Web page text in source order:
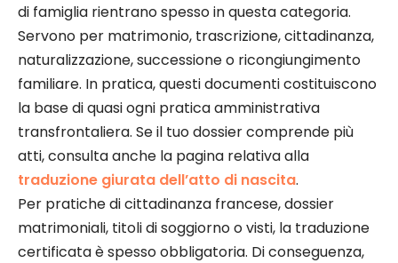
di famiglia rientrano spesso in questa categoria.
Servono per matrimonio, trascrizione, cittadinanza,
naturalizzazione, successione o ricongiungimento
familiare. In pratica, questi documenti costituiscono
la base di quasi ogni pratica amministrativa
transfrontaliera. Se il tuo dossier comprende più
atti, consulta anche la pagina relativa alla
traduzione giurata dell’atto di nascita.
Per pratiche di cittadinanza francese, dossier
matrimoniali, titoli di soggiorno o visti, la traduzione
certificata è spesso obbligatoria. Di conseguenza,